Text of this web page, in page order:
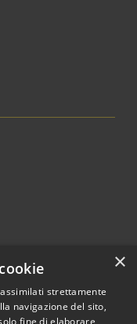
×
strettamente
navigazione del sito,
fine di elaborare